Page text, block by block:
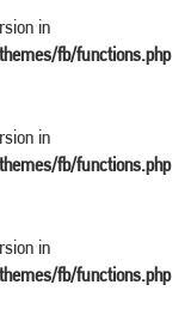
in
fb/functions.php
in
fb/functions.php
in
fb/functions.php